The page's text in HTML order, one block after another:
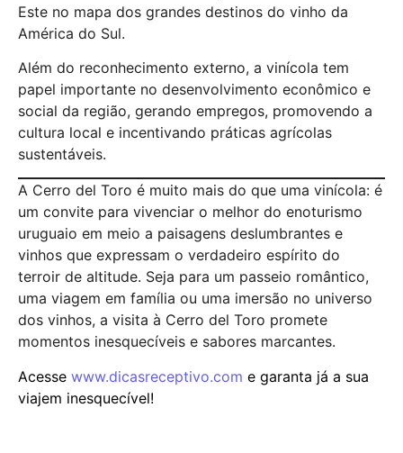
Este no mapa dos grandes destinos do vinho da
América do Sul.
Além do reconhecimento externo, a vinícola tem
papel importante no desenvolvimento econômico e
social da região, gerando empregos, promovendo a
cultura local e incentivando práticas agrícolas
sustentáveis.
A Cerro del Toro é muito mais do que uma vinícola: é
um convite para vivenciar o melhor do enoturismo
uruguaio em meio a paisagens deslumbrantes e
vinhos que expressam o verdadeiro espírito do
terroir de altitude. Seja para um passeio romântico,
uma viagem em família ou uma imersão no universo
dos vinhos, a visita à Cerro del Toro promete
momentos inesquecíveis e sabores marcantes.
Acesse www.dicasreceptivo.com e garanta já a sua
viajem inesquecível!